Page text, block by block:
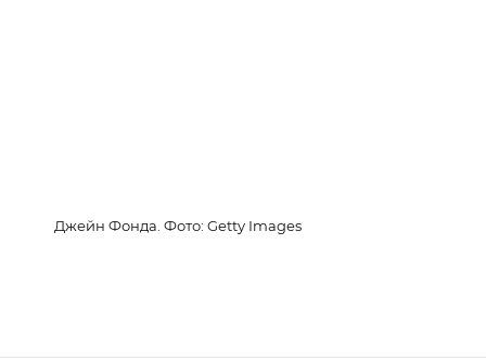
Джейн Фонда. Фото: Getty Images